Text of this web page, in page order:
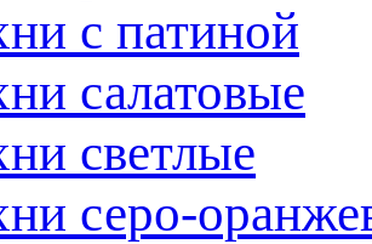
с патиной
салатовые
светлые
серо-